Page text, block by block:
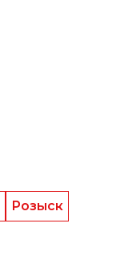
Розыск